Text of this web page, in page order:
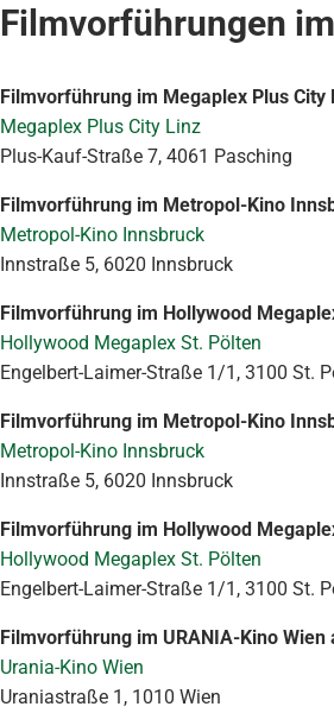
Filmvorführungen
Filmvorführung im Megaplex Plus
Megaplex Plus City Linz
Plus-Kauf-Straße 7, 4061 Pasching
Filmvorführung im Metropol-Kino
Metropol-Kino Innsbruck
Innstraße 5, 6020 Innsbruck
Filmvorführung im Hollywood
Hollywood Megaplex St. Pölten
Engelbert-Laimer-Straße 1/1, 3100 St.
Filmvorführung im Metropol-Kino
Metropol-Kino Innsbruck
Innstraße 5, 6020 Innsbruck
Filmvorführung im Hollywood
Hollywood Megaplex St. Pölten
Engelbert-Laimer-Straße 1/1, 3100 St.
Filmvorführung im URANIA-Kino
Urania-Kino Wien
Uraniastraße 1, 1010 Wien